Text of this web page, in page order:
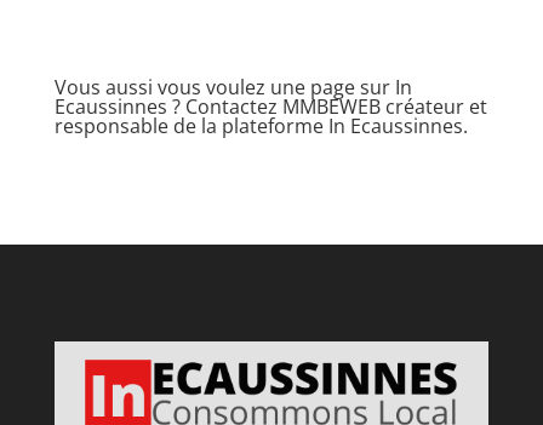
Vous aussi vous voulez une page sur In
Ecaussinnes ? Contactez MMBEWEBcréateur et
responsable de la plateforme In Ecaussinnes.